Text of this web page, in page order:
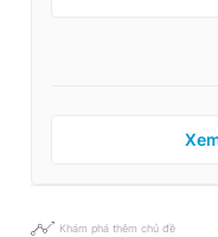
Khám phá thêm chủ đề